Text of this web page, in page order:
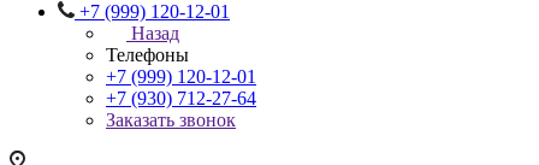
+7 (999) 120-12-01
Назад
Телефоны
+7 (999) 120-12-01
+7 (930) 712-27-64
Заказать звонок